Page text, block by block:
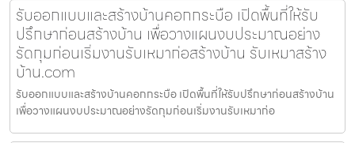
รับออกแบบและสร้างบ้านคอกกระบือ เปิดพื้นที่ให้รับ
ปรึกษาก่อนสร้างบ้าน เพื่อวางแผนงบประมาณอย่าง
รัดกุมก่อนเริ่มงานรับเหมาก่อสร้างบ้าน รับเหมาสร้าง
บ้าน.com
รับออกแบบและสร้างบ้านคอกกระบือ เปิดพื้นที่ให้รับปรึกษาก่อนสร้างบ้าน
เพื่อวางแผนงบประมาณอย่างรัดกุมก่อนเริ่มงานรับเหมาก่อ